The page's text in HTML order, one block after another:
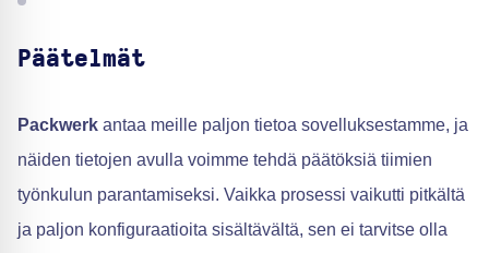
Päätelmät
Packwerk antaa meille paljon tietoa sovelluksestamme, ja
näiden tietojen avulla voimme tehdä päätöksiä tiimien
työnkulun parantamiseksi. Vaikka prosessi vaikutti pitkältä
ja paljon konfiguraatioita sisältävältä, sen ei tarvitse olla